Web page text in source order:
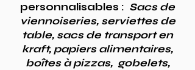
personnalisables : Sacs de
viennoiseries, serviettes de
table, sacs de transport en
kraft, papiers alimentaires,
boîtes à pizzas, gobelets,